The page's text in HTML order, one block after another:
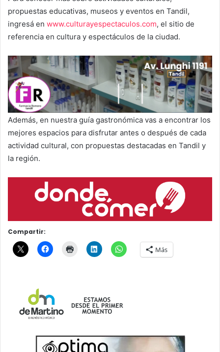
propuestas educativas, museos y eventos en Tandil,
ingresá en www.culturayespectaculos.com, el sitio de
referencia en cultura y espectáculos de la ciudad.
Además, en nuestra guía gastronómica vas a encontrar los
mejores espacios para disfrutar antes o después de cada
actividad cultural, con propuestas destacadas en Tandil y
la región.
Compartir:
Más